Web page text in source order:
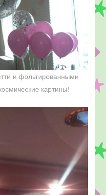
и фольгированными
картины!